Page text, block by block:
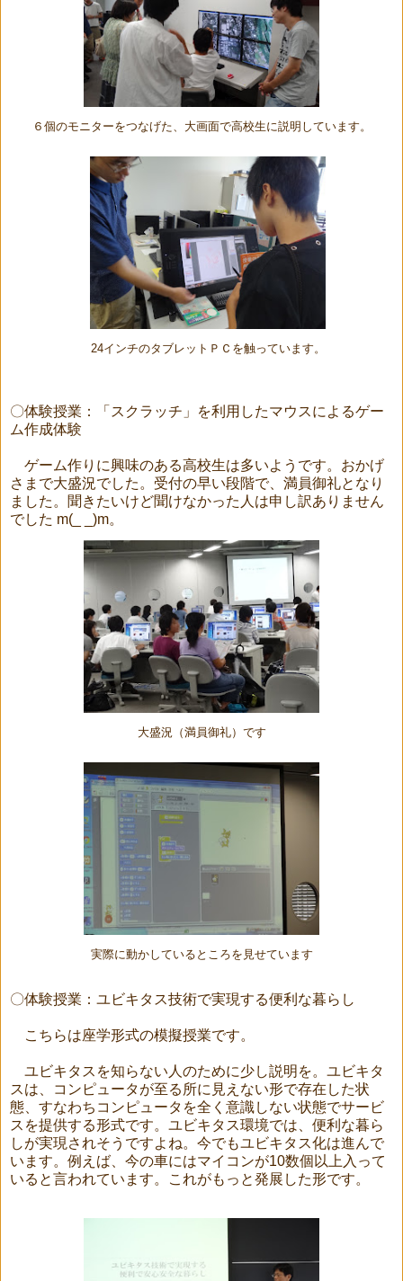
６個のモニターをつなげた、大画面で高校生に説明しています。
24インチのタブレットＰＣを触っています。
〇体験授業：「スクラッチ」を利用したマウスによるゲー
ム作成体験
ゲーム作りに興味のある高校生は多いようです。おかげ
さまで大盛況でした。受付の早い段階で、満員御礼となり
ました。聞きたいけど聞けなかった人は申し訳ありません
でした m(_ _)m。
大盛況（満員御礼）です
実際に動かしているところを見せています
〇体験授業：ユビキタス技術で実現する便利な暮らし
こちらは座学形式の模擬授業です。
ユビキタスを知らない人のために少し説明を。ユビキタ
スは、コンピュータが至る所に見えない形で存在した状
態、すなわちコンピュータを全く意識しない状態でサービ
スを提供する形式です。ユビキタス環境では、便利な暮ら
しが実現されそうですよね。今でもユビキタス化は進んで
います。例えば、今の車にはマイコンが10数個以上入って
いると言われています。これがもっと発展した形です。